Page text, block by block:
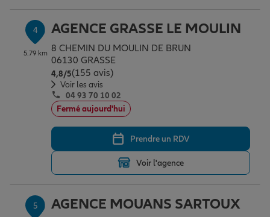
Tous nos devis d'assurance
4
5.79 km
AGENCE GRASSE LE MOULIN
8 CHEMIN DU MOULIN DE BRUN
06130 GRASSE
4,8/5Note de 4.8 sur 5
(155 avis)
Voir les avis
04 93 70 10 02
Fermé aujourd'hui
Prendre un RDV
Voir l'agence
5 AGENCE MOUANS SARTOUX